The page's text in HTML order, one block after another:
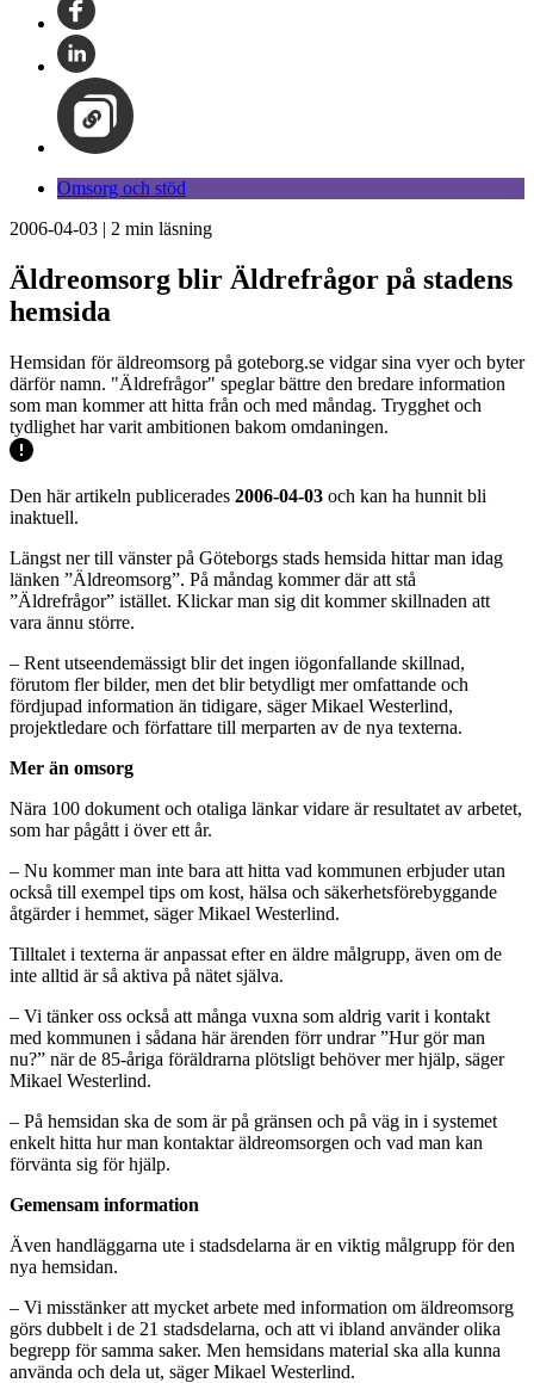
Omsorg och stöd
2006-04-03 | 2 min läsning
Äldreomsorg blir Äldrefrågor på stadens
hemsida
Hemsidan för äldreomsorg på goteborg.se vidgar sina vyer och byter
därför namn. "Äldrefrågor" speglar bättre den bredare information
som man kommer att hitta från och med måndag. Trygghet och
tydlighet har varit ambitionen bakom omdaningen.
Den här artikeln publicerades 2006-04-03 och kan ha hunnit bli
inaktuell.
Längst ner till vänster på Göteborgs stads hemsida hittar man idag
länken ”Äldreomsorg”. På måndag kommer där att stå
”Äldrefrågor” istället. Klickar man sig dit kommer skillnaden att
vara ännu större.
– Rent utseendemässigt blir det ingen iögonfallande skillnad,
förutom fler bilder, men det blir betydligt mer omfattande och
fördjupad information än tidigare, säger Mikael Westerlind,
projektledare och författare till merparten av de nya texterna.
Mer än omsorg
Nära 100 dokument och otaliga länkar vidare är resultatet av arbetet,
som har pågått i över ett år.
– Nu kommer man inte bara att hitta vad kommunen erbjuder utan
också till exempel tips om kost, hälsa och säkerhetsförebyggande
åtgärder i hemmet, säger Mikael Westerlind.
Tilltalet i texterna är anpassat efter en äldre målgrupp, även om de
inte alltid är så aktiva på nätet själva.
– Vi tänker oss också att många vuxna som aldrig varit i kontakt
med kommunen i sådana här ärenden förr undrar ”Hur gör man
nu?” när de 85-åriga föräldrarna plötsligt behöver mer hjälp, säger
Mikael Westerlind.
– På hemsidan ska de som är på gränsen och på väg in i systemet
enkelt hitta hur man kontaktar äldreomsorgen och vad man kan
förvänta sig för hjälp.
Gemensam information
Även handläggarna ute i stadsdelarna är en viktig målgrupp för den
nya hemsidan.
– Vi misstänker att mycket arbete med information om äldreomsorg
görs dubbelt i de 21 stadsdelarna, och att vi ibland använder olika
begrepp för samma saker. Men hemsidans material ska alla kunna
använda och dela ut, säger Mikael Westerlind.